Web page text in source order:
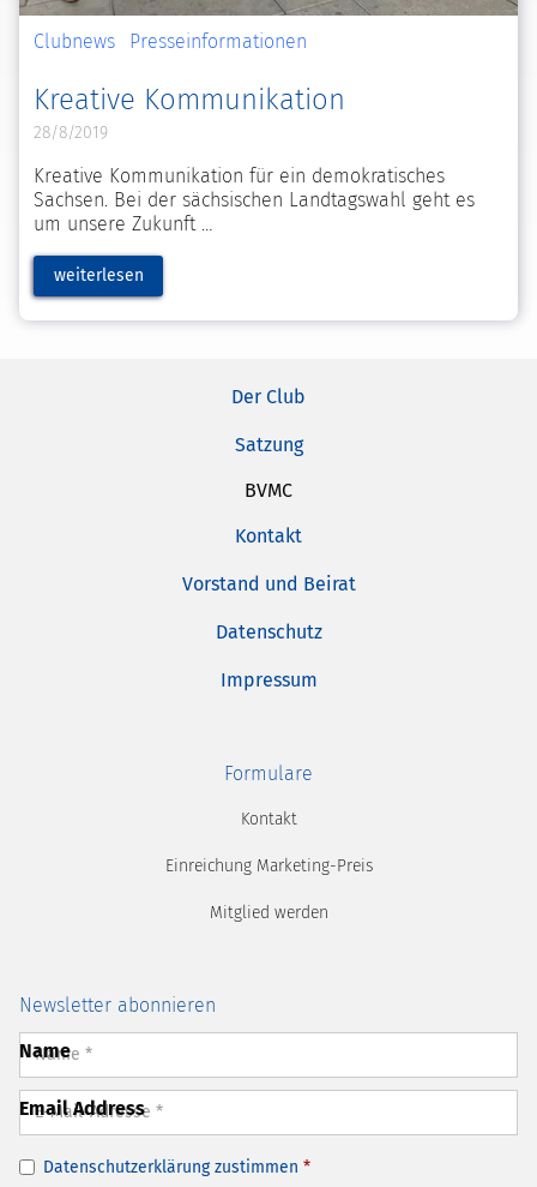
Clubnews Presseinformationen
Kreative Kommunikation
28/8/2019
Kreative Kommunikation für ein demokratisches
Sachsen. Bei der sächsischen Landtagswahl geht es
um unsere Zukunft
weiterlesen
Der Club
Satzung
BVMC
Kontakt
Vorstand und Beirat
Datenschutz
Impressum
Formulare
Kontakt
Einreichung Marketing-Preis
Mitglied werden
Newsletter abonnieren
Name
Email Address
Datenschutzerklärungzustimmen *